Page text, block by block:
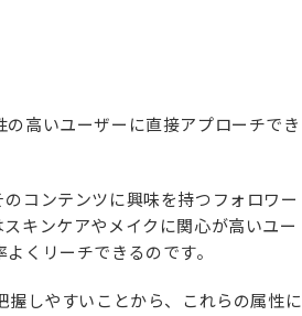
高いユーザーに直接アプローチでき
コンテンツに興味を持つフォロワー
キンケアやメイクに関心が高いユー
くリーチできるのです。
しやすいことから、これらの属性に